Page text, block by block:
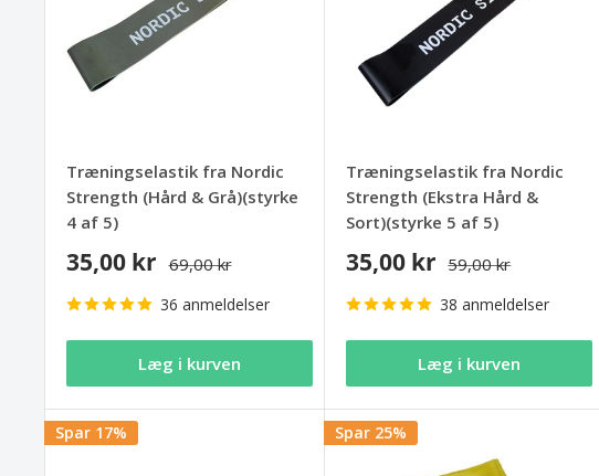
Træningselastik fra Nordic
Strength (Hård & Grå)(styrke
4 af 5)
35,00 kr 69,00 kr
36 anmeldelser
Læg i kurven
Træningselastik fra Nordic
Strength (Ekstra Hård &
Sort)(styrke 5 af 5)
35,00 kr 59,00 kr
38 anmeldelser
Læg i kurven
Spar 17% Spar 25%